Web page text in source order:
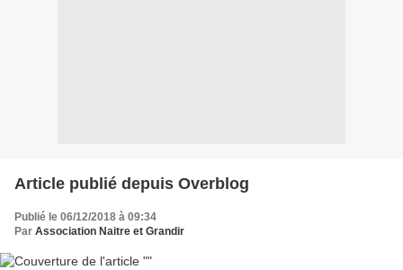
Article publié depuis Overblog
Publié le 06/12/2018 à 09:34
Par Association Naitre et Grandir